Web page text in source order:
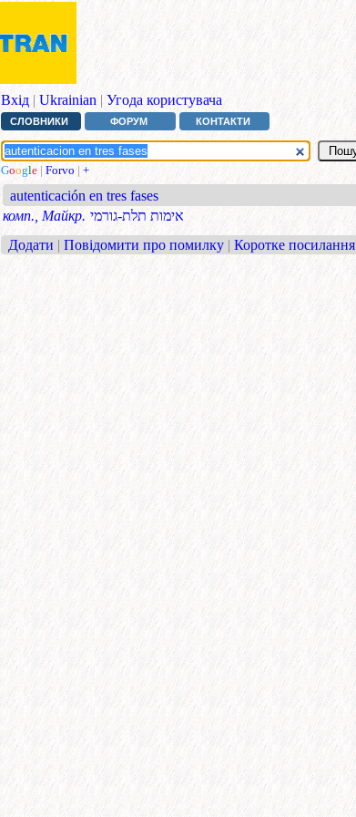
Вхід | Ukrainian | Угода користувача
СЛОВНИКИ ФОРУМ КОНТАКТИ
Google | Forvo | +
autenticación en tres fases
комп., Майкр. אימות תלת-גורמי
Додати | Повідомити про помилку | Коротке посилання